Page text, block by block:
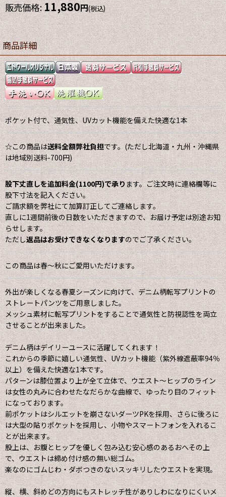
販売価格:11,880円(税込)
商品詳細
ポケット付で、通気性、UVカット機能を備えた快適な1本
☆この商品は送料全額弊社負担です。(ただし北海道・九州・沖縄県
は地域別送料-700円)
股下丈直しを追加料金(1100円)で承り ます。ご注文時に連絡欄等に
股下寸法を記入ください。
ご請求額を弊社にて加算訂正してご連絡します。
直しに1週間前後の日数をいただきますので、お届け予定は別途お知
らせします。
ただし返品はお受けできなくなりますのでご了承ください。
この商品は春〜秋にご愛用いただけます。
外出が楽しくなる春夏シーズンに向けて、デニム柄転写プリントの
ストレートパンツをご用意しました。
メッシュ素材に転写プリントをすることで通気性と防視認性を両立
させることが出来ました。
デニム柄はデイリーユースに活躍してくれます！
これからの季節に嬉しい通気性、UVカット機能（紫外線遮蔽率94％
以上）を備えた快適な1本です。
パターンは膝位置より上が全て立体で、ウエスト〜ヒップのライン
は女性の丸みに合わせたなだらかな曲線で、ゆったり目のフィット
になっております。
前ポケットはシルエットを崩さないダーツPKを採用、さらに後ろに
は大型の貼りポケットを採用し、小物やスマートフォンを入れるこ
とが出来ます。
股上は、お腹とヒップを優しく包み込む安心感のあるおへその上
で、ウエストは締め付け感の無い総ゴム。
楽なのにゴムじわ・ダボつきのないスッキリしたウエストを実現。
縦、横、斜めどの方向にもストレッチ性がありしわになりにくいメ